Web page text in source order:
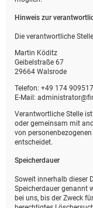
Hinweis zur
Die verantwortliche
Martin Köditz
Geibelstraße 67
29664 Walsrode
Telefon: +49 174
E-Mail:
Verantwortliche Stelle
oder gemeinsam mit
von
entscheidet.
Speicherdauer
Soweit innerhalb dieser
Speicherdauer genannt
bei uns, bis der Zweck